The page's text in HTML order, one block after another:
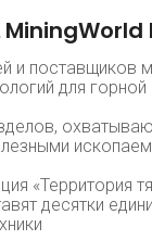
MiningWorld
и поставщиков
для горной
«Территория
десятки